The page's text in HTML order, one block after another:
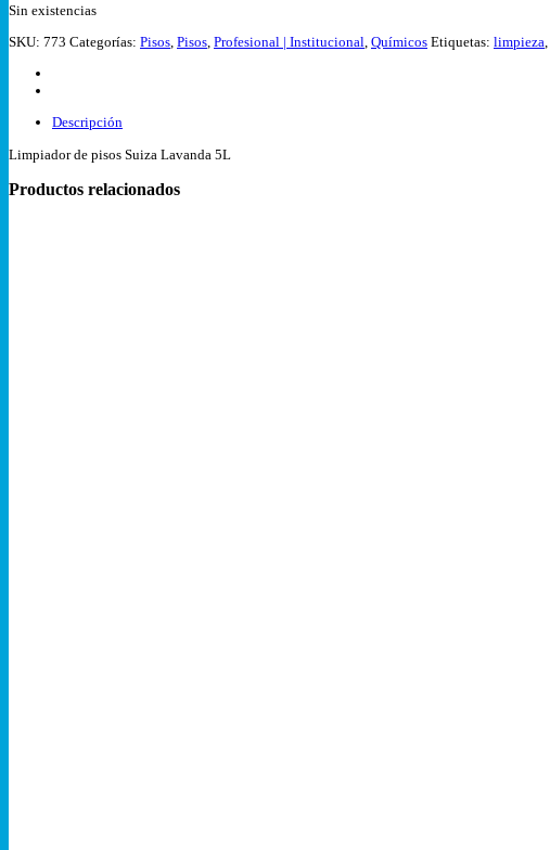
Sin existencias
SKU: 773 Categorías: Pisos Pisos Profesional | Institucional Químicos Etiquetas: limpieza
Descripción
Limpiador de pisos Suiza Lavanda 5L
Productos relacionados